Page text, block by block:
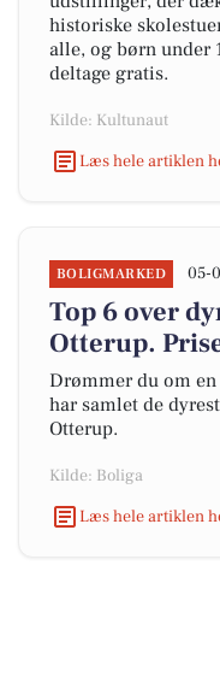
historiske
alle, og børn under
deltage gratis.
Kilde: Kultunaut
Læs hele artiklen
BOLIGMARKED 05-
Top 6 over
Otterup.
Drømmer du om
har samlet de
Otterup.
Kilde: Boliga
Læs hele artiklen